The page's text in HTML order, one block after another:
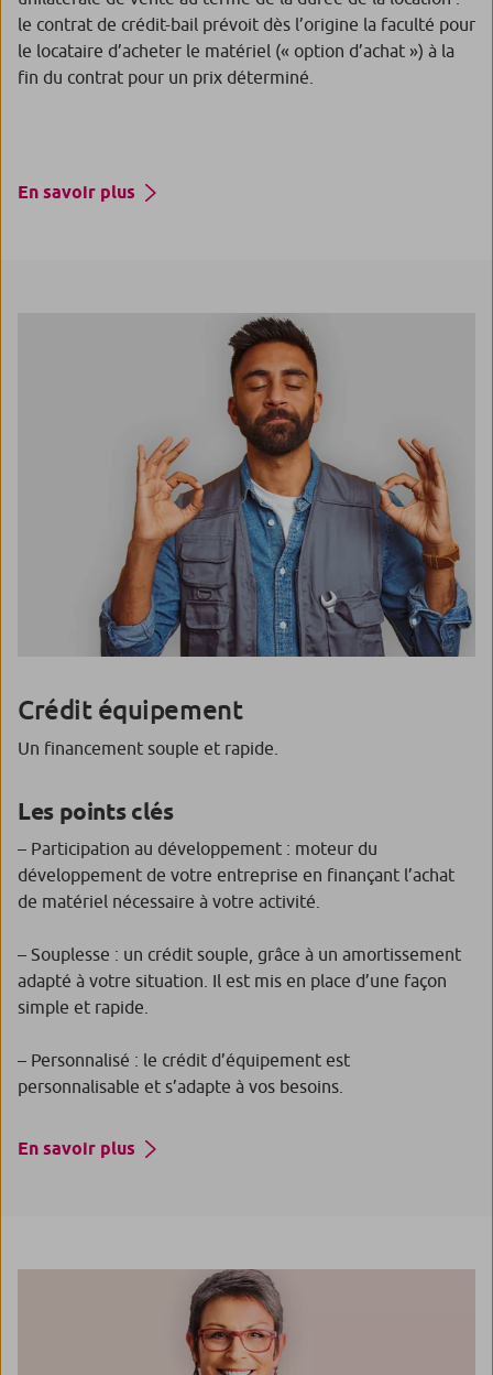
le contrat de crédit-bail prévoit dès l’origine la faculté pour
le locataire d’acheter le matériel (« option d’achat ») à la
fin du contrat pour un prix déterminé.
En savoir plus
Crédit équipement
Un financement souple et rapide.
Les points clés
– Participation au développement : moteur du
développement de votre entreprise en finançant l’achat
de matériel nécessaire à votre activité.
– Souplesse : un crédit souple, grâce à un amortissement
adapté à votre situation. Il est mis en place d’une façon
simple et rapide.
– Personnalisé : le crédit d’équipement est
personnalisable et s’adapte à vos besoins.
En savoir plus